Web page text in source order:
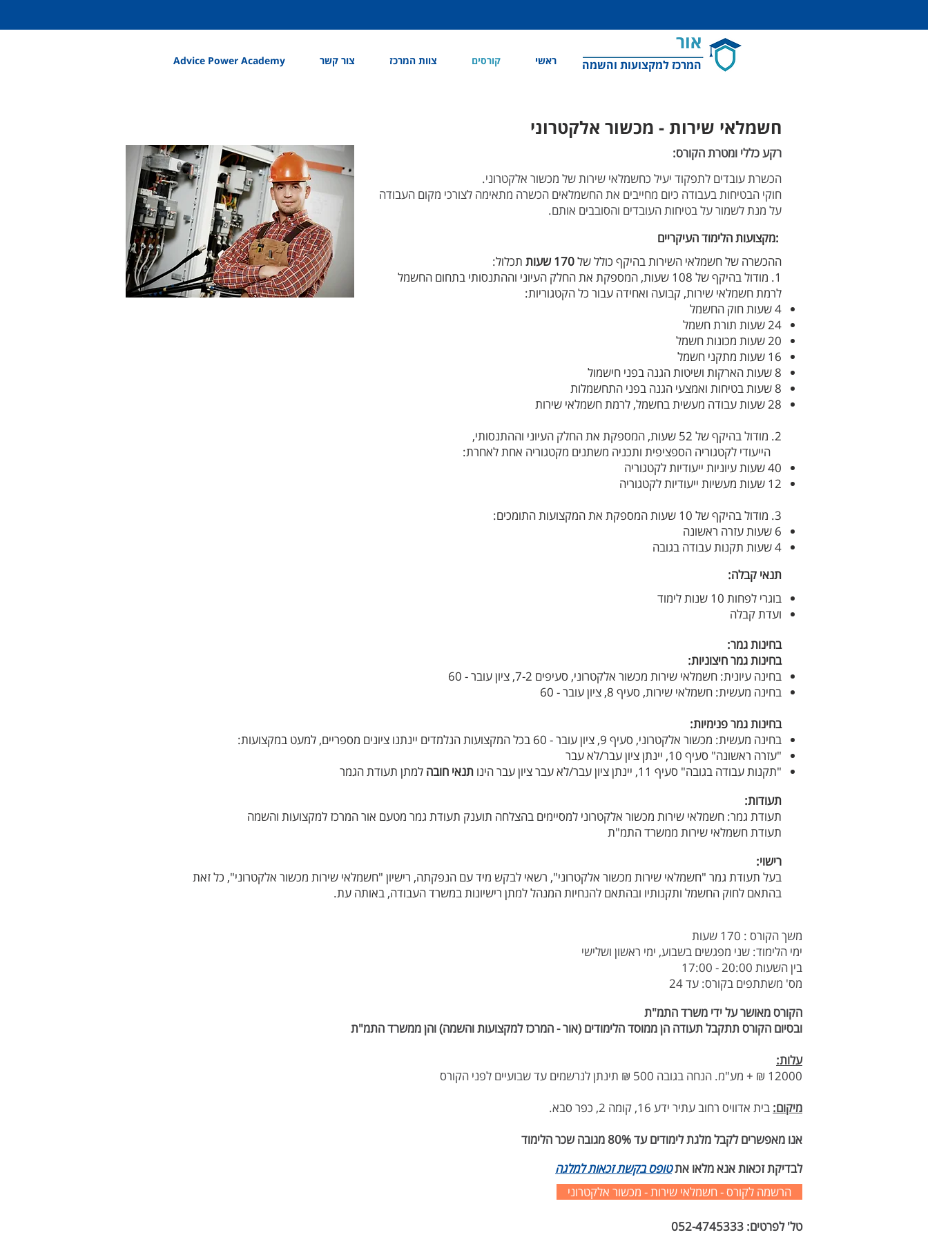
חשמלאי שירות - מכשור אלקטרוני
רקע כללי ומטרת הקורס:
הכשרת עובדים לתפקוד יעיל כחשמלאי שירות של מכשור אלקטרוני.
חוקי הבטיחות בעבודה כיום מחייבים את החשמלאים הכשרה מתאימה לצורכי מקום העבודה
על מנת לשמור על בטיחות העובדים והסובבים אותם.
מקצועות הלימוד העיקריים:
ההכשרה של חשמלאי השירות בהיקף כולל של170 שעות
תכלול:
1. מודול בהיקף של 108 שעות, המספקת את החלק העיוני וההתנסותי בתחום החשמל
לרמת חשמלאי שירות, קבועה ואחידה עבור כל הקטגוריות:
4 שעות חוק החשמל
24 שעות תורת חשמל
20 שעות מכונות חשמל
16 שעות מתקני חשמל
8 שעות הארקות ושיטות הגנה בפני חישמול
8 שעות בטיחות ואמצעי הגנה בפני התחשמלות
28 שעות עבודה מעשית בחשמל, לרמת חשמלאי שירות
2. מודול בהיקף של 52 שעות, המספקת את החלק העיוני וההתנסותי,
הייעודי לקטגוריה הספציפית ותכניה משתנים מקטגוריה אחת לאחרת:
40 שעות עיוניות ייעודיות לקטגוריה
12 שעות מעשיות ייעודיות לקטגוריה
3. מודול בהיקף של 10 שעות המספקת את המקצועות התומכים:
6 שעות עזרה ראשונה
4 שעות תקנות עבודה בגובה
תנאי קבלה:
בוגרי לפחות 10 שנות לימוד
ועדת קבלה
בחינות גמר:
בחינות גמר חיצוניות:
בחינה עיונית: חשמלאי שירות מכשור אלקטרוני, סעיפים 7-2, ציון עובר - 60
בחינה מעשית: חשמלאי שירות, סעיף 8, ציון עובר - 60
בחינות גמר פנימיות:
בחינה מעשית: מכשור אלקטרוני, סעיף 9, ציון עובר - 60
בכל המקצועות הנלמדים יינתנו ציונים מספריים, למעט במקצועות:
"עזרה ראשונה" סעיף 10, יינתן ציון עבר/לא עבר
"תקנות עבודה בגובה" סעיף 11, יינתן ציון עבר/לא עבר
ציון עבר הינו תנאי חובה למתן תעודת הגמר
תעודות:
תעודת גמר: חשמלאי שירות מכשור אלקטרוני למסיימים בהצלחה תוענק תעודת גמר מטעם אור המרכז למקצועות והשמה
תעודתחשמלאי שירות ממשרד התמ"ת
רישוי:
בעל תעודת גמר "חשמלאי שירות מכשור אלקטרוני", רשאי לבקש מיד עם הנפקתה, רישיון "חשמלאי שירות מכשור אלקטרוני", כל זאת
בהתאם לחוק החשמל ותקנותיו ובהתאם להנחיות המנהל למתן רישיונות במשרד העבודה, באותה עת.
משך הקורס : 170 שעות
ימי הלימוד: שני מפגשים בשבוע, ימי ראשון ושלישי
בין השעות 20:00 - 17:00
מס' משתתפים בקורס: עד 24
הקורס מאושר על ידי משרד התמ"ת
ובסיום הקורס תתקבל תעודה הן ממוסד הלימודים (אור - המרכז למקצועות והשמה) והן ממשרד התמ"ת
עלות:
12000 ₪ + מע"מ. הנחה בגובה 500 ₪ תינתן לנרשמים עד שבועיים לפני הקורס
מיקום: בית אדוויס רחוב עתיר ידע 16, קומה 2, כפר סבא.
אנו מאפשרים לקבל מלגת לימודים עד 80% מגובה שכר הלימוד
לבדיקת זכאות אנא מלאו אתטופס בקשת זכאות למלגה
טל' לפרטים: 052-4745333
הרשמה לקורס - חשמלאי שירות - מכשור אלקטרוני
ראשי קורסים צוות המרכז צור קשר Advice Power Academy
אור
המרכז למקצועות והשמה